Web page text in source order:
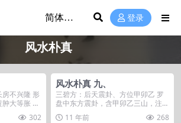
登录
风水朴真
房不兴隆 形
大等胀 都
302
风水朴真 九、
三碧方：后天震卦、方位甲卯乙 罗
盘中东方震卦，含甲卯乙三山，注意
三山本身之阴阳属...
11 年前 268